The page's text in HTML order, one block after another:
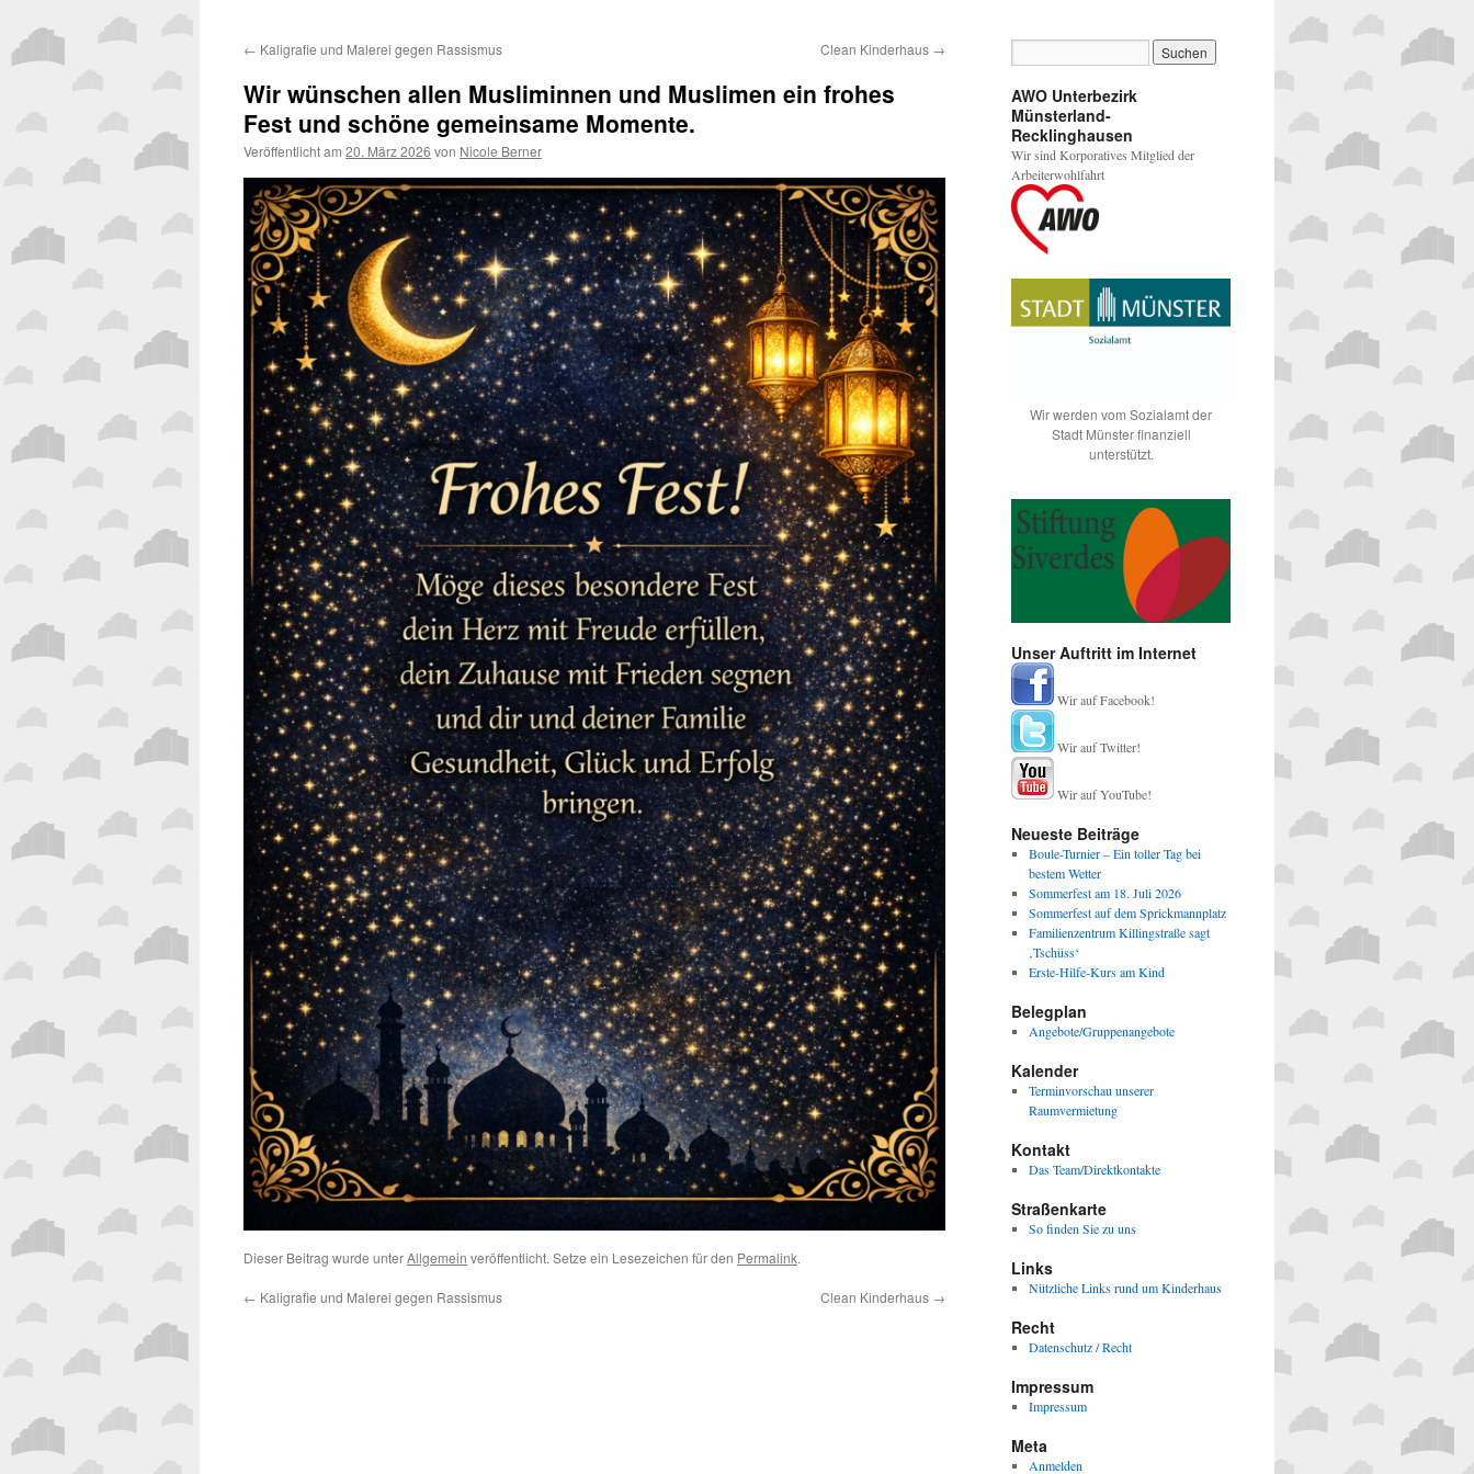
← Kaligrafie und Malerei gegen Rassismus Clean Kinderhaus →
Wir wünschen allen Musliminnen und Muslimen ein frohes
Fest und schöne gemeinsame Momente.
Veröffentlicht am 20. März 2026 von Nicole Berner
Dieser Beitrag wurde unterAllgemein veröffentlicht. Setze ein Lesezeichen für den Permalink.
← Kaligrafie und Malerei gegen Rassismus Clean Kinderhaus →
AWO Unterbezirk
Münsterland-
Recklinghausen
Wir sind Korporatives Mitglied der
Arbeiterwohlfahrt
Wir werden vom Sozialamt der
Stadt Münster finanziell
unterstützt.
Unser Auftritt im Internet
Wir auf Facebook!
Wir auf Twitter!
Wir auf YouTube!
Neueste Beiträge
Boule-Turnier – Ein toller Tag bei
bestem Wetter
Sommerfest am 18. Juli 2026
Sommerfest auf dem Sprickmannplatz
Familienzentrum Killingstraße sagt
‚Tschüss‘
Erste-Hilfe-Kurs am Kind
Belegplan
Angebote/Gruppenangebote
Kalender
Terminvorschau unserer
Raumvermietung
Kontakt
Das Team/Direktkontakte
Straßenkarte
So finden Sie zu uns
Links
Nützliche Links rund um Kinderhaus
Recht
Datenschutz / Recht
Impressum
Impressum
Meta
Anmelden